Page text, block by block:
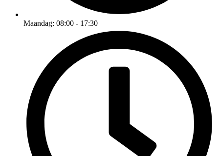
Maandag: 08:00 - 17:30